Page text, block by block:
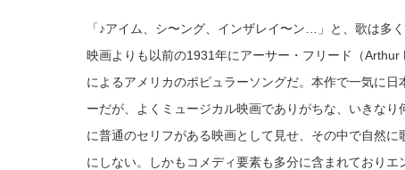
「♪アイム、シ〜ング、インザレイ〜ン…」と、歌は多
映画よりも以前の1931年にアーサー・フリード（
によるアメリカのポピュラーソングだ。本作で一気に
ーだが、よくミュージカル映画でありがちな、いきな
に普通のセリフがある映画として見せ、その中で自然
にしない。しかもコメディ要素も多分に含まれており